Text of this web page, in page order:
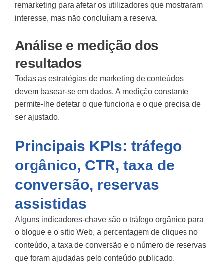
remarketing para afetar os utilizadores que mostraram
interesse, mas não concluíram a reserva.
Análise e medição dos
resultados
Todas as estratégias de marketing de conteúdos
devem basear-se em dados. A medição constante
permite-lhe detetar o que funciona e o que precisa de
ser ajustado.
Principais KPIs: tráfego
orgânico, CTR, taxa de
conversão, reservas
assistidas
Alguns indicadores-chave são o tráfego orgânico para
o blogue e o sítio Web, a percentagem de cliques no
conteúdo, a taxa de conversão e o número de reservas
que foram ajudadas pelo conteúdo publicado.